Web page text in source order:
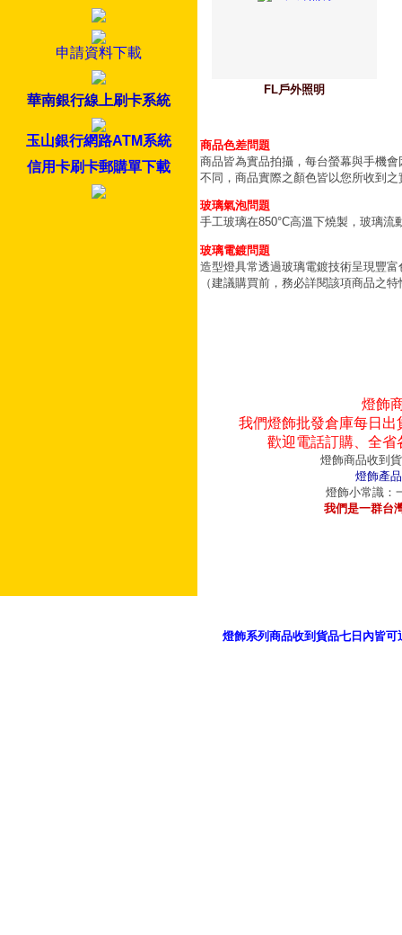
申請資料下載
華南銀行線上刷卡系統
玉山銀行網路ATM系統
信用卡刷卡郵購單下載
FL戶外照明
商品色差問題
商品皆為實品拍攝，每台螢幕與手機
不同，商品實際之顏色皆以您所收到之
玻璃氣泡問題
手工玻璃在850°C高溫下燒製，玻璃
玻璃電鍍問題
造型燈具常透過玻璃電鍍技術呈現豐
（建議購買前，務必詳閱該項商品之
燈飾
我們燈飾批發倉庫每日
歡迎電話訂購、全
燈飾商品收到
燈飾產
燈飾小常識：
我們是一群台
燈飾系列商品收到貨品七日內皆